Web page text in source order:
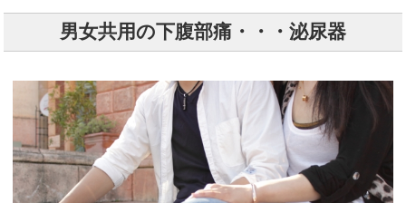
男女共用の下腹部痛・・・泌尿器